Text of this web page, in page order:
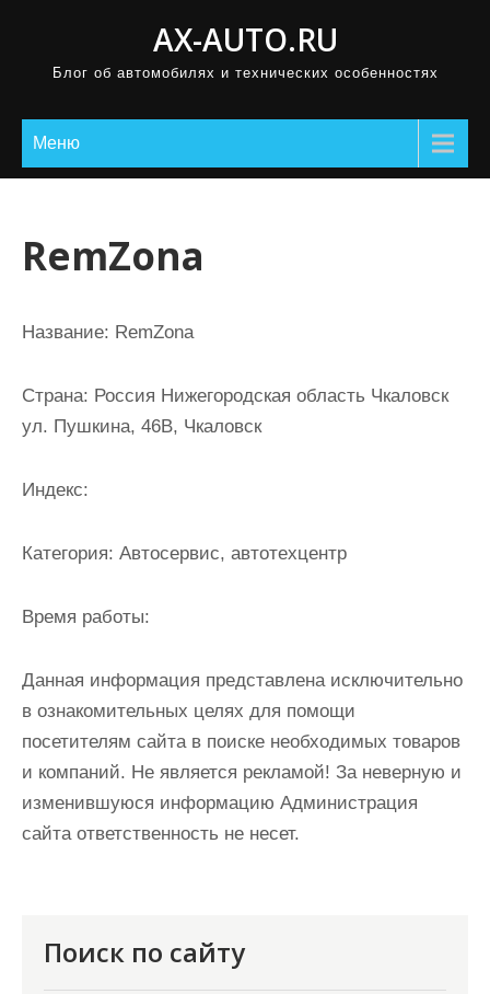
AX-AUTO.RU
Блог об автомобилях и технических особенностях
Меню
RemZona
Название: RemZona
Страна: Россия Нижегородская область Чкаловск
ул. Пушкина, 46В, Чкаловск
Индекс:
Категория: Автосервис, автотехцентр
Время работы:
Данная информация представлена исключительно
в ознакомительных целях для помощи
посетителям сайта в поиске необходимых товаров
и компаний. Не является рекламой! За неверную и
изменившуюся информацию Администрация
сайта ответственность не несет.
Поиск по сайту